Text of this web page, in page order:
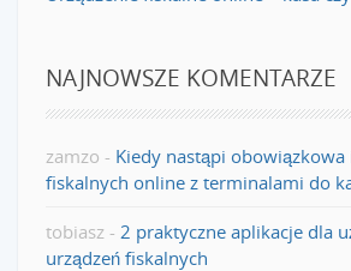
NAJNOWSZE KOMENTARZE
zamzo - Kiedy nastąpi obowiązkowa
fiskalnych online z terminalami do
tobiasz - 2 praktyczne aplikacje dla
urządzeń fiskalnych